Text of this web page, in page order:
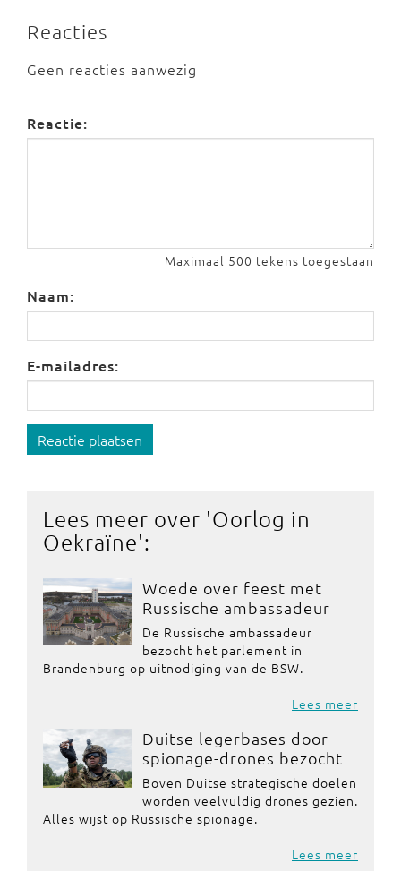
Reacties
Geen reacties aanwezig
Reactie:
Maximaal 500 tekens toegestaan
Naam:
E-mailadres:
Reactie plaatsen
Lees meer over 'Oorlog in
Oekraïne':
Woede over feest met
Russische ambassadeur
De Russische ambassadeur
bezocht het parlement in
Brandenburg op uitnodiging van de BSW.
Lees meer
Duitse legerbases door
spionage-drones bezocht
Boven Duitse strategische doelen
worden veelvuldig drones gezien.
Alles wijst op Russische spionage.
Lees meer